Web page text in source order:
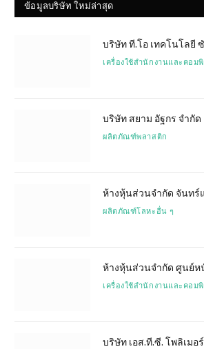
ข้อมูลบริษัท ใหม่ล่าสุด
บริษัท ที.โอ เทคโนโลยี
เครื่องใช้สำนักงานและคอม
บริษัท สยาม อัฐกร จำกัด
ผลิตภัณฑ์พลาสติก
ห้างหุ้นส่วนจำกัด จันทร์
ผลิตภัณฑ์โลหะอื่น ๆ
ห้างหุ้นส่วนจำกัด ศูนย์
เครื่องใช้สำนักงานและคอม
บริษัท เอส.ที.ซี. โพลิเมอ